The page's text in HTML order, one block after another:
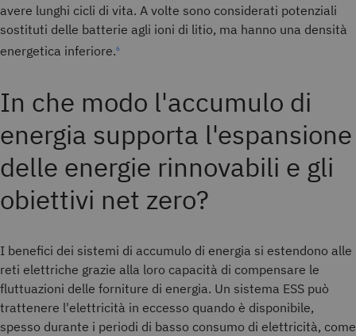
avere lunghi cicli di vita. A volte sono considerati potenziali
sostituti delle batterie agli ioni di litio, ma hanno una densità
energetica inferiore.6
In che modo l'accumulo di
energia supporta l'espansione
delle energie rinnovabili e gli
obiettivi net zero?
I benefici dei sistemi di accumulo di energia si estendono alle
reti elettriche grazie alla loro capacità di compensare le
fluttuazioni delle forniture di energia. Un sistema ESS può
trattenere l'elettricità in eccesso quando è disponibile,
spesso durante i periodi di basso consumo di elettricità, come